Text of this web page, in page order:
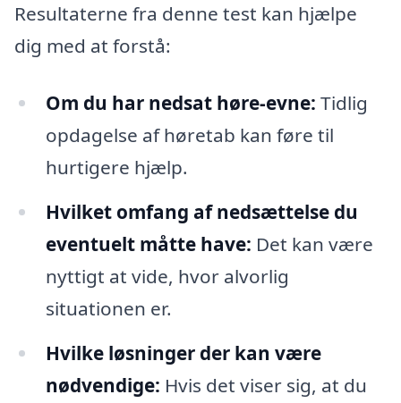
Resultaterne fra denne test kan hjælpe
dig med at forstå:
Om du har nedsat høre-evne: Tidlig
opdagelse af høretab kan føre til
hurtigere hjælp.
Hvilket omfang af nedsættelse du
eventuelt måtte have: Det kan være
nyttigt at vide, hvor alvorlig
situationen er.
Hvilke løsninger der kan være
nødvendige: Hvis det viser sig, at du